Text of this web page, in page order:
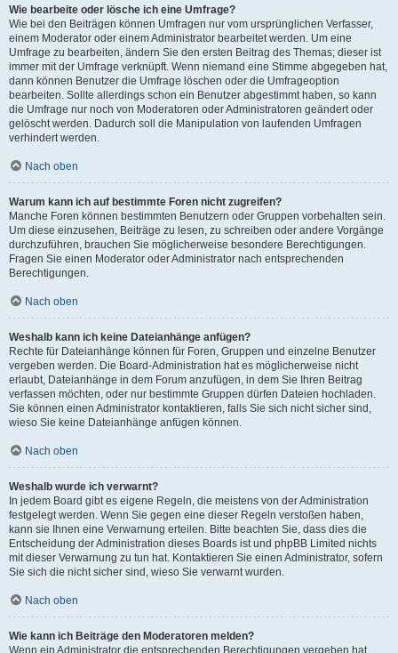
Wie bearbeite oder lösche ich eine Umfrage?
Wie bei den Beiträgen können Umfragen nur vom ursprünglichen Verfasser,
einem Moderator oder einem Administrator bearbeitet werden. Um eine
Umfrage zu bearbeiten, ändern Sie den ersten Beitrag des Themas; dieser ist
immer mit der Umfrage verknüpft. Wenn niemand eine Stimme abgegeben hat,
dann können Benutzer die Umfrage löschen oder die Umfrageoption
bearbeiten. Sollte allerdings schon ein Benutzer abgestimmt haben, so kann
die Umfrage nur noch von Moderatoren oder Administratoren geändert oder
gelöscht werden. Dadurch soll die Manipulation von laufenden Umfragen
verhindert werden.
Nach oben
Warum kann ich auf bestimmte Foren nicht zugreifen?
Manche Foren können bestimmten Benutzern oder Gruppen vorbehalten sein.
Um diese einzusehen, Beiträge zu lesen, zu schreiben oder andere Vorgänge
durchzuführen, brauchen Sie möglicherweise besondere Berechtigungen.
Fragen Sie einen Moderator oder Administrator nach entsprechenden
Berechtigungen.
Nach oben
Weshalb kann ich keine Dateianhänge anfügen?
Rechte für Dateianhänge können für Foren, Gruppen und einzelne Benutzer
vergeben werden. Die Board-Administration hat es möglicherweise nicht
erlaubt, Dateianhänge in dem Forum anzufügen, in dem Sie Ihren Beitrag
verfassen möchten, oder nur bestimmte Gruppen dürfen Dateien hochladen.
Sie können einen Administrator kontaktieren, falls Sie sich nicht sicher sind,
wieso Sie keine Dateianhänge anfügen können.
Nach oben
Weshalb wurde ich verwarnt?
In jedem Board gibt es eigene Regeln, die meistens von der Administration
festgelegt werden. Wenn Sie gegen eine dieser Regeln verstoßen haben,
kann sie Ihnen eine Verwarnung erteilen. Bitte beachten Sie, dass dies die
Entscheidung der Administration dieses Boards ist und phpBB Limited nichts
mit dieser Verwarnung zu tun hat. Kontaktieren Sie einen Administrator, sofern
Sie sich die nicht sicher sind, wieso Sie verwarnt wurden.
Nach oben
Wie kann ich Beiträge den Moderatoren melden?
Wenn ein Administrator die entsprechenden Berechtigungen vergeben hat,